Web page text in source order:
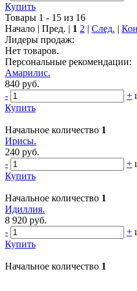
Купить
Товары 1 - 15 из 16
Начало | Пред. | 1 2 | След. |
Лидеры продаж:
Нет товаров.
Персональные рекомендации:
Амарилис.
840 руб.
-
+
Купить
Начальное количество 1
Ирисы.
240 руб.
-
+
Купить
Начальное количество 1
Идиллия.
8 920 руб.
-
+
Купить
Начальное количество 1